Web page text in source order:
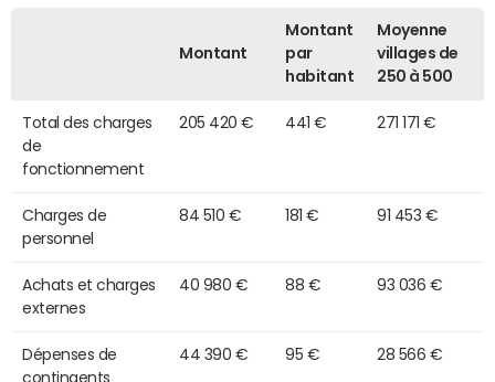
Montant
Montant
par
habitant
Moyenne
villages de
250 à 500
Total des charges
de
fonctionnement
205 420 € 441 € 271 171 €
Charges de
personnel
84 510 € 181 € 91 453 €
Achats et charges
externes
40 980 € 88 € 93 036 €
Dépenses de
contingents
44 390 € 95 € 28 566 €